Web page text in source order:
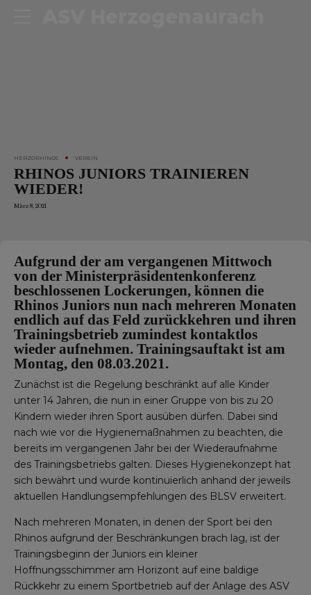
HERZORHINOS VEREIN
RHINOS JUNIORS TRAINIEREN
WIEDER!
März 8, 2021
Aufgrund der am vergangenen Mittwoch
von der Ministerpräsidentenkonferenz
beschlossenen Lockerungen, können die
Rhinos Juniors nun nach mehreren Monaten
endlich auf das Feld zurückkehren und ihren
Trainingsbetrieb zumindest kontaktlos
wieder aufnehmen. Trainingsauftakt ist am
Montag, den 08.03.2021.
Zunächst ist die Regelung beschränkt auf alle Kinder
unter 14 Jahren, die nun in einer Gruppe von bis zu 20
Kindern wieder ihren Sport ausüben dürfen. Dabei sind
nach wie vor die Hygienemaßnahmen zu beachten, die
bereits im vergangenen Jahr bei der Wiederaufnahme
des Trainingsbetriebs galten. Dieses Hygienekonzept hat
sich bewährt und wurde kontinuierlich anhand der jeweils
aktuellen Handlungsempfehlungen des BLSV erweitert.
Nach mehreren Monaten, in denen der Sport bei den
Rhinos aufgrund der Beschränkungen brach lag, ist der
Trainingsbeginn der Juniors ein kleiner
Hoffnungsschimmer am Horizont auf eine baldige
Rückkehr zu einem Sportbetrieb auf der Anlage des ASV